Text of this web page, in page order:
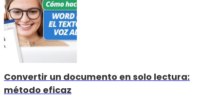
Convertir un documento en solo lectura:
método eficaz